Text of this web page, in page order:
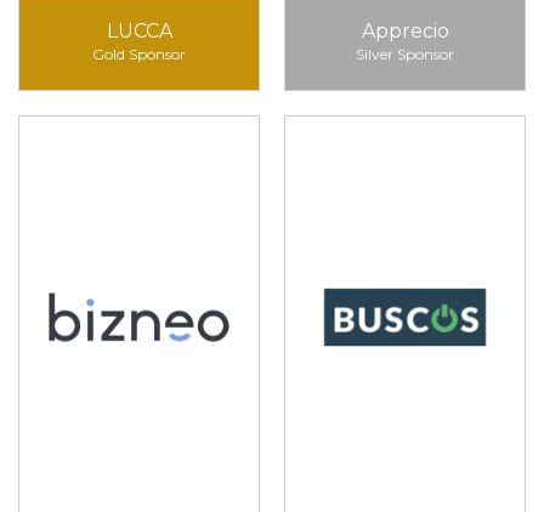
LUCCA
Gold Sponsor
Apprecio
Silver Sponsor